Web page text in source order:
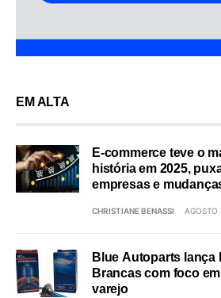
EM ALTA
E-commerce teve o
história em 2025,
empresas e
CHRISTIANE BENASSI AGOSTO
Blue Autoparts lança
Brancas com foco
varejo